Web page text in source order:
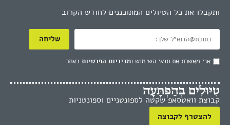
ותקבלו את כל הטיולים המתוכננים לחודש הקרוב
אני מאשרת את תנאי השימוש ומדיניות הפרטיות באתר
שליחה
טִיּוּלִים בְּהַפְתָּעָה
קבוצת וואטסאפ שקטה לספונטניים וספונטניות
להצטרף לקבוצה